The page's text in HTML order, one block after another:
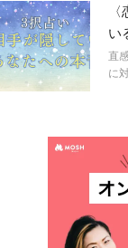
い
イ
直
に